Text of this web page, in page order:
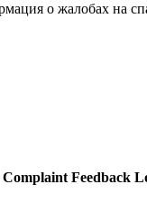
о жалобах на
Feedback